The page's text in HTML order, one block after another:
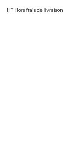
HT Hors frais de livraison